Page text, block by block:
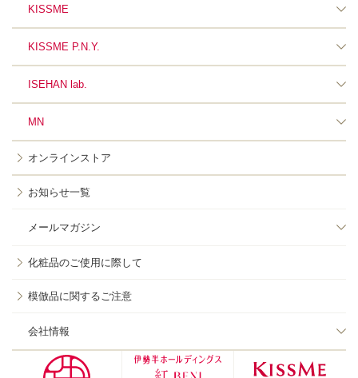
KISSME
KISSME P.N.Y.
ISEHAN lab.
MN
オンラインストア
お知らせ一覧
メールマガジン
化粧品のご使用に際して
模倣品に関するご注意
会社情報